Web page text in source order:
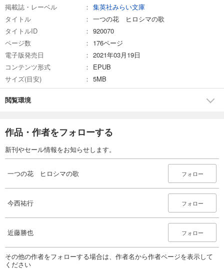
掲載誌・レーベル
集英社みらい文庫
タイトル
一つの花 ヒロシマの歌
タイトルID
920070
ページ数
176ページ
電子版発売日
2021年03月19日
コンテンツ形式
EPUB
サイズ(目安)
5MB
閲覧環境
作品・作者をフォローする
新刊やセール情報をお知らせします。
一つの花 ヒロシマの歌 フォロー
今西祐行 フォロー
近藤勝也 フォロー
その他の作者をフォローする場合は、作者名から作者ページを表示して
ください